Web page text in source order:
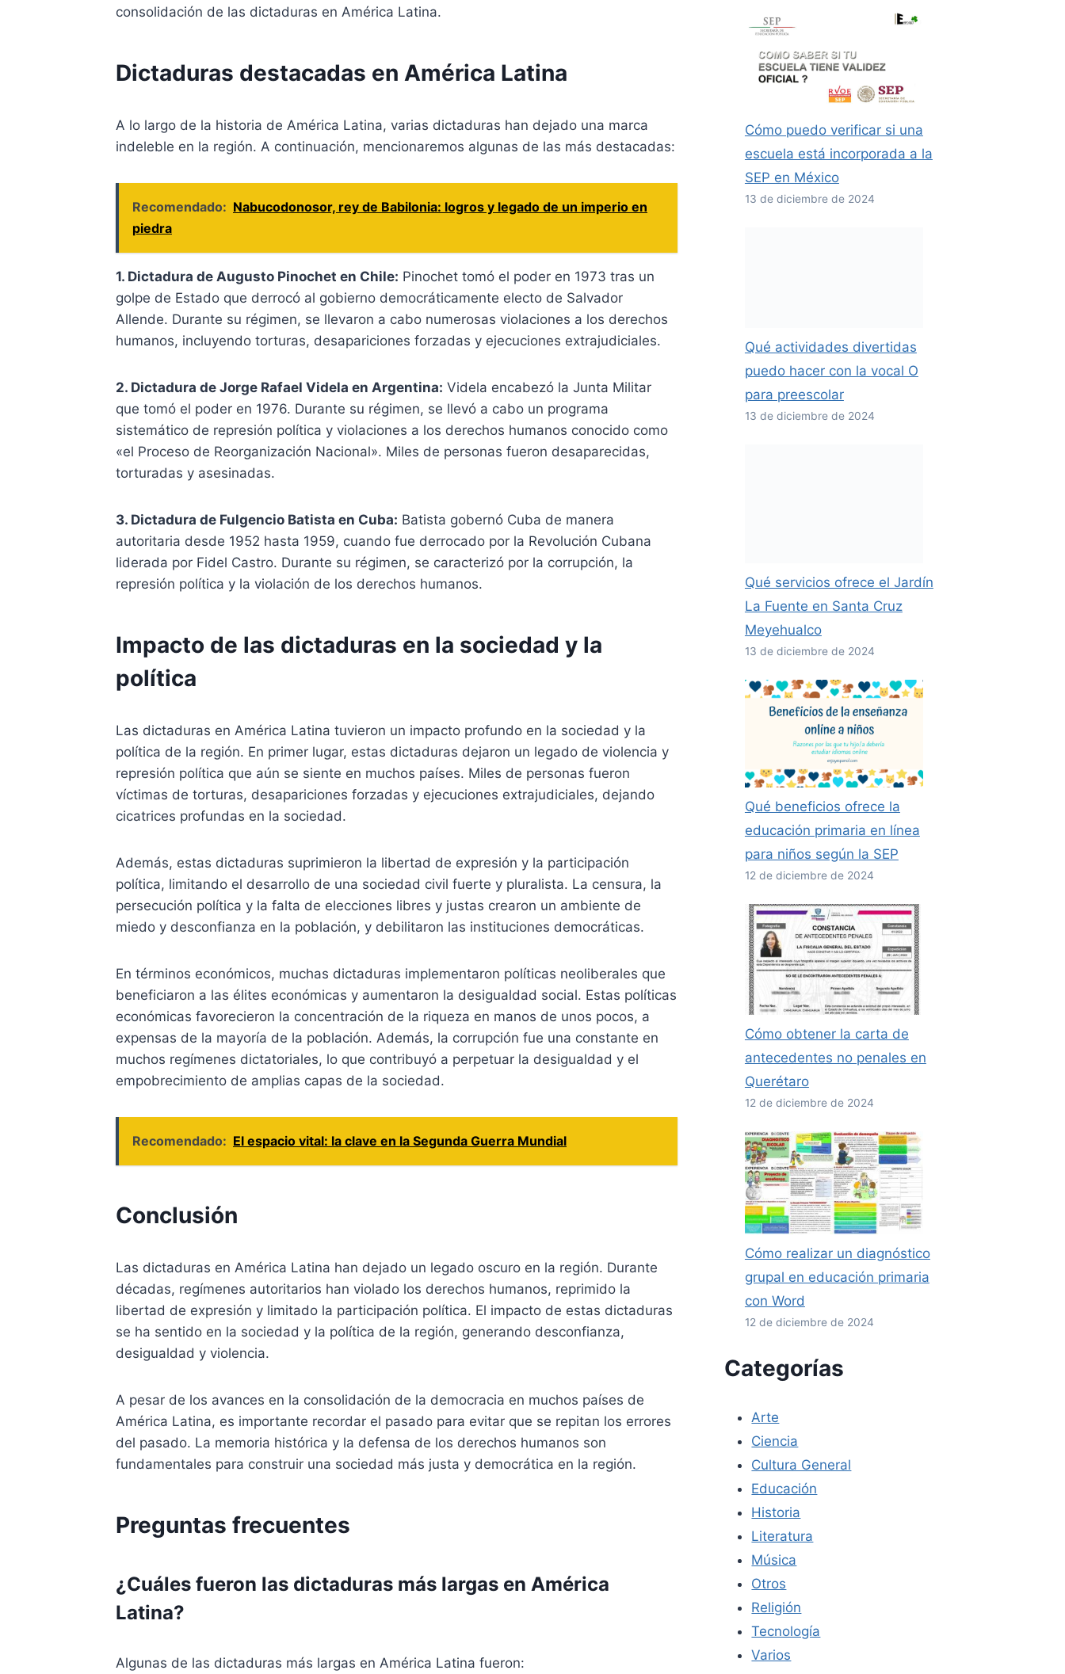
consolidación de las dictaduras en América Latina.
Dictaduras destacadas en América Latina
A lo largo de la historia de América Latina, varias dictaduras han dejado una marca
indeleble en la región. A continuación, mencionaremos algunas de las más destacadas:
Recomendado: Nabucodonosor, rey de Babilonia: logros y legado de un imperio en
piedra
1. Dictadura de Augusto Pinochet en Chile: Pinochet tomó el poder en 1973 tras un
golpe de Estado que derrocó al gobierno democráticamente electo de Salvador
Allende. Durante su régimen, se llevaron a cabo numerosas violaciones a los derechos
humanos, incluyendo torturas, desapariciones forzadas y ejecuciones extrajudiciales.
2. Dictadura de Jorge Rafael Videla en Argentina: Videla encabezó la Junta Militar
que tomó el poder en 1976. Durante su régimen, se llevó a cabo un programa
sistemático de represión política y violaciones a los derechos humanos conocido como
«el Proceso de Reorganización Nacional». Miles de personas fueron desaparecidas,
torturadas y asesinadas.
3. Dictadura de Fulgencio Batista en Cuba: Batista gobernó Cuba de manera
autoritaria desde 1952 hasta 1959, cuando fue derrocado por la Revolución Cubana
liderada por Fidel Castro. Durante su régimen, se caracterizó por la corrupción, la
represión política y la violación de los derechos humanos.
Impacto de las dictaduras en la sociedad y la
política
Las dictaduras en América Latina tuvieron un impacto profundo en la sociedad y la
política de la región. En primer lugar, estas dictaduras dejaron un legado de violencia y
represión política que aún se siente en muchos países. Miles de personas fueron
víctimas de torturas, desapariciones forzadas y ejecuciones extrajudiciales, dejando
cicatrices profundas en la sociedad.
Además, estas dictaduras suprimieron la libertad de expresión y la participación
política, limitando el desarrollo de una sociedad civil fuerte y pluralista. La censura, la
persecución política y la falta de elecciones libres y justas crearon un ambiente de
miedo y desconfianza en la población, y debilitaron las instituciones democráticas.
En términos económicos, muchas dictaduras implementaron políticas neoliberales que
beneficiaron a las élites económicas y aumentaron la desigualdad social. Estas políticas
económicas favorecieron la concentración de la riqueza en manos de unos pocos, a
expensas de la mayoría de la población. Además, la corrupción fue una constante en
muchos regímenes dictatoriales, lo que contribuyó a perpetuar la desigualdad y el
empobrecimiento de amplias capas de la sociedad.
Recomendado: El espacio vital: la clave en la Segunda Guerra Mundial
Conclusión
Las dictaduras en América Latina han dejado un legado oscuro en la región. Durante
décadas, regímenes autoritarios han violado los derechos humanos, reprimido la
libertad de expresión y limitado la participación política. El impacto de estas dictaduras
se ha sentido en la sociedad y la política de la región, generando desconfianza,
desigualdad y violencia.
A pesar de los avances en la consolidación de la democracia en muchos países de
América Latina, es importante recordar el pasado para evitar que se repitan los errores
del pasado. La memoria histórica y la defensa de los derechos humanos son
fundamentales para construir una sociedad más justa y democrática en la región.
Preguntas frecuentes
¿Cuáles fueron las dictaduras más largas en América
Latina?
Algunas de las dictaduras más largas en América Latina fueron:
Cómo puedo verificar si una
escuela está incorporada a la
SEP en México
13 de diciembre de 2024
Qué actividades divertidas
puedo hacer con la vocal O
para preescolar
13 de diciembre de 2024
Qué servicios ofrece el Jardín
La Fuente en Santa Cruz
Meyehualco
13 de diciembre de 2024
Qué beneficios ofrece la
educación primaria en línea
para niños según la SEP
12 de diciembre de 2024
Cómo obtener la carta de
antecedentes no penales en
Querétaro
12 de diciembre de 2024
Cómo realizar un diagnóstico
grupal en educación primaria
con Word
12 de diciembre de 2024
Categorías
Arte
Ciencia
Cultura General
Educación
Historia
Literatura
Música
Otros
Religión
Tecnología
Varios